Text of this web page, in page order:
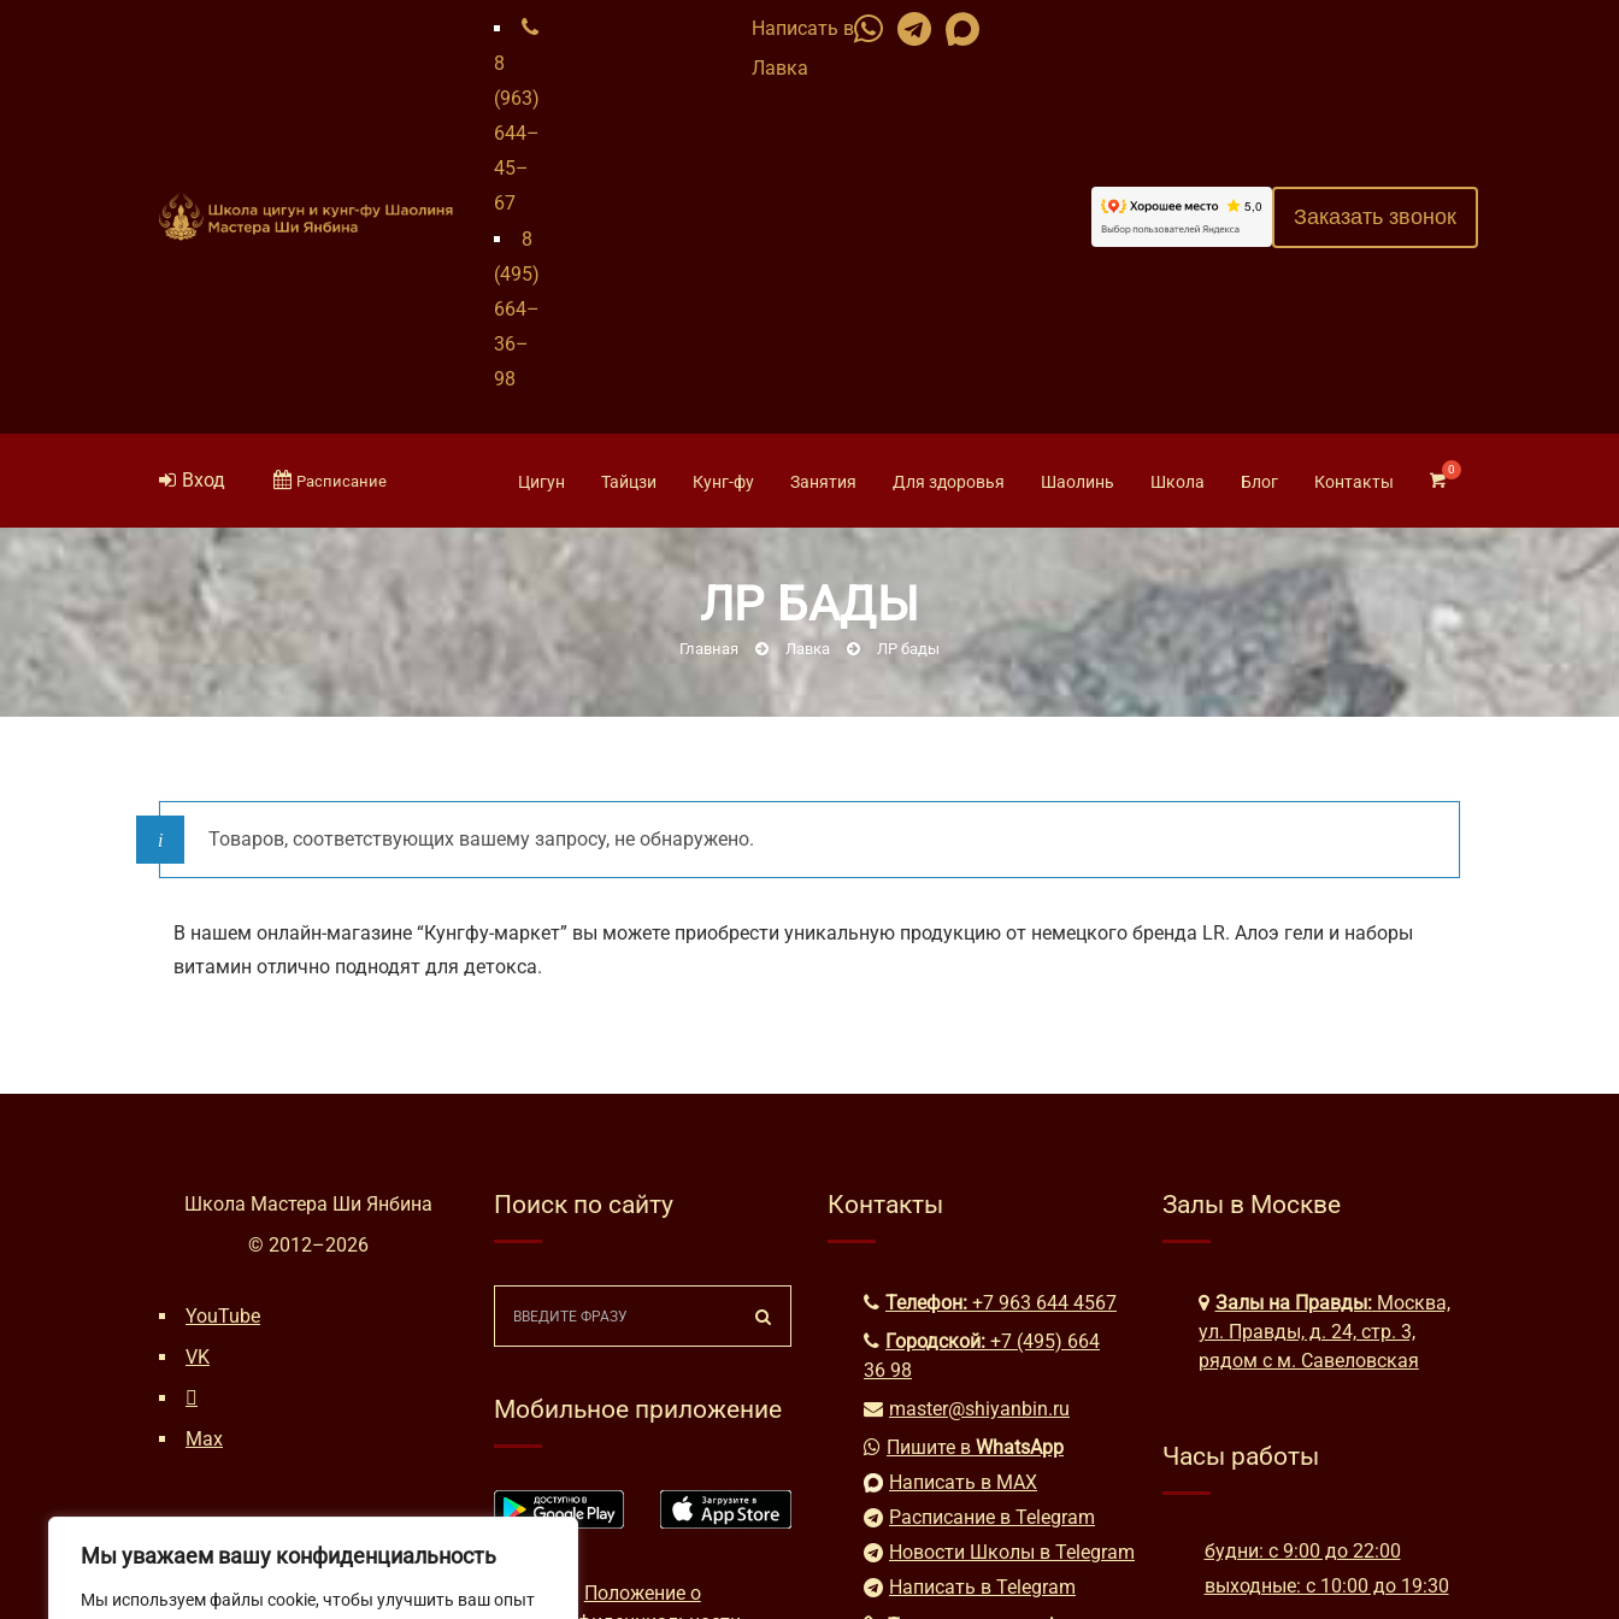
Мы уважаем вашу конфиденциальность
Мы используем файлы cookie, чтобы улучшить ваш опыт
8
(963)
644–
45–
67
8
(495)
664–
36–
98
Написать в
Лавка
Заказать звонок
Вход Расписание Цигун Тайцзи Кунг-фу Занятия Для здоровья Шаолинь Школа Блог Контакты
ЛР БАДЫ
Главная Лавка ЛР бады
Товаров, соответствующих вашему запросу, не обнаружено.
В нашем онлайн-магазине “Кунгфу-маркет” вы можете приобрести уникальную продукцию от немецкого бренда LR. Алоэ гели и наборы
витамин отлично поднодят для детокса.
Школа Мастера Ши Янбина
© 2012–2026
YouTube
VK
Max
Поиск по сайту
Мобильное приложение
Положение о
Контакты
Телефон: +7 963 644 4567
Городской: +7 (495) 664
36 98
master@shiyanbin.ru
Пишите в WhatsApp
Написать в MAX
Расписание в Telegram
Новости Школы в Telegram
Написать в Telegram
Залы в Москве
Залы на Правды: Москва,
ул. Правды, д. 24, стр. 3,
рядом с м. Савеловская
Часы работы
будни: с 9:00 до 22:00
выходные: с 10:00 до 19:30